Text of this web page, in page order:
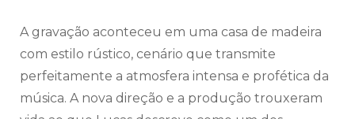
A gravação aconteceu em uma casa de madeira
com estilo rústico, cenário que transmite
perfeitamente a atmosfera intensa e profética da
música. A nova direção e a produção trouxeram